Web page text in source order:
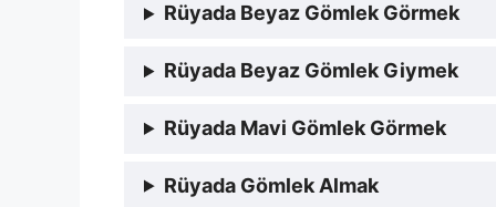
Rüyada Beyaz Gömlek Görmek
Rüyada Beyaz Gömlek Giymek
Rüyada Mavi Gömlek Görmek
Rüyada Gömlek Almak